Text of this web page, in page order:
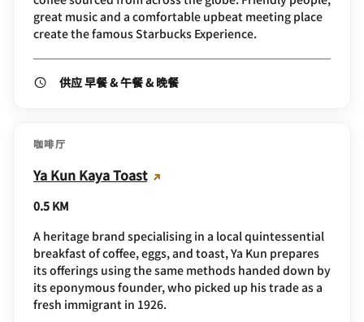
great music and a comfortable upbeat meeting place
create the famous Starbucks Experience.
供应 早餐 & 午餐 & 晚餐
咖啡厅
Ya Kun Kaya Toast
0.5 KM
A heritage brand specialising in a local quintessential
breakfast of coffee, eggs, and toast, Ya Kun prepares
its offerings using the same methods handed down by
its eponymous founder, who picked up his trade as a
fresh immigrant in 1926.